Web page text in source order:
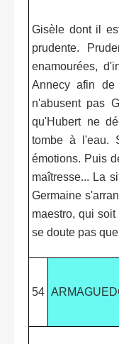
Gisèle dont il
prudente.
enamourées,
Annecy afin de
n'abusent pas
qu'Hubert ne
tombe à l'eau.
émotions. Puis
maîtresse... La
Germaine
maestro, qui
se doute pas
54